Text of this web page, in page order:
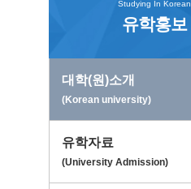
Studying In Korean
유학홍보
대학(원)소개
(Korean university)
유학자료
(University Admission)